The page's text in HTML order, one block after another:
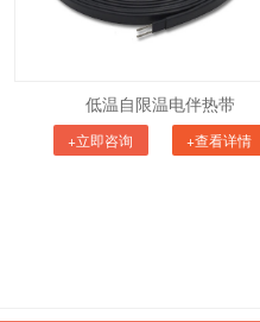
低温自限温电伴热带
+立即咨询 +查看详情